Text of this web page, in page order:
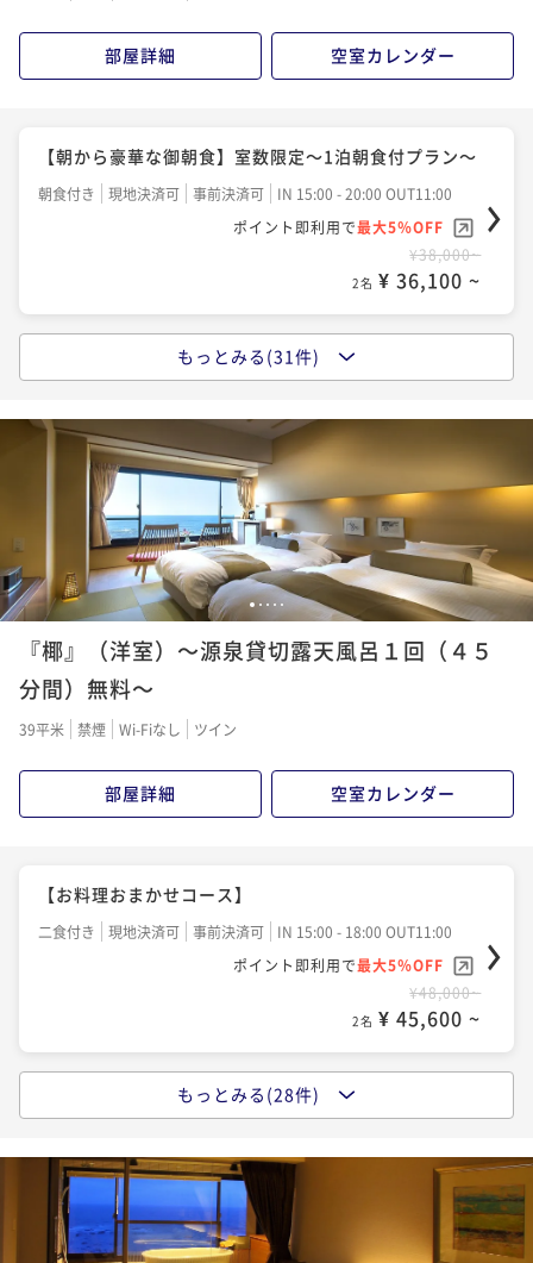
部屋詳細 空室カレンダー
【朝から豪華な御朝食】室数限定～1泊朝食付プラン～
朝食付き 現地決済可 事前決済可
IN 15:00 - 20:00 OUT11:00
ポイント即利用で最大5％OFF
¥38,000~
2名 ¥ 36,100 ~
【夏のお料理おまかせ～直近特別プラン～】海水浴＆
二食付き 現地決済可 事前決済可
IN 15:00 - 18:00 OUT11:00
ポイント即利用で
最大5％OFF
¥40,000~
2名 ¥ 38,000 ~
【お料理おまかせコース】
二食付き 現地決済可 事前決済可
IN 15:00 - 18:00 OUT11:00
ポイント即利用で
¥56,000~
2名 ¥ 47,600 ~
【伊勢海老と鯛のしゃぶしゃぶ会席～STANDARD～】
～標準コース～＜平日限定＞
ポイント即利用で
最大15％OFF
¥60,000~
¥ 51,000 ~
もっとみる(31件)
1 2 3 4 5
『椰』（洋室）～源泉貸切露天風呂１回（４５
分間）無料～
39平米 禁煙 Wi-Fiなし ツイン
部屋詳細 空室カレンダー
【お料理おまかせコース】
二食付き 現地決済可 事前決済可
IN 15:00 - 18:00 OUT11:00
ポイント即利用で最大5％OFF
¥48,000~
2名 ¥ 45,600 ~
【鮑踊焼と伊勢海老お造りコース】＜お日にち限定＞
二食付き 現地決済可 事前決済可
IN 15:00 - 18:00 OUT11:00
ポイント即利用で
¥56,000~
¥ 47,600 ~
もっとみる(28件)